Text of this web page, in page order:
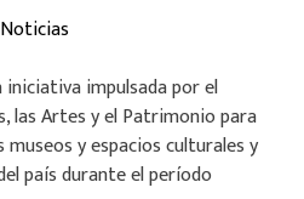
Noticias
iniciativa impulsada por el
las Artes y el Patrimonio para
y espacios culturales y
país durante el período